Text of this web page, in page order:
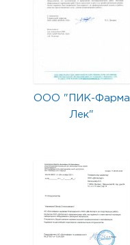
ООО "ПИК-Фарма
Лек"